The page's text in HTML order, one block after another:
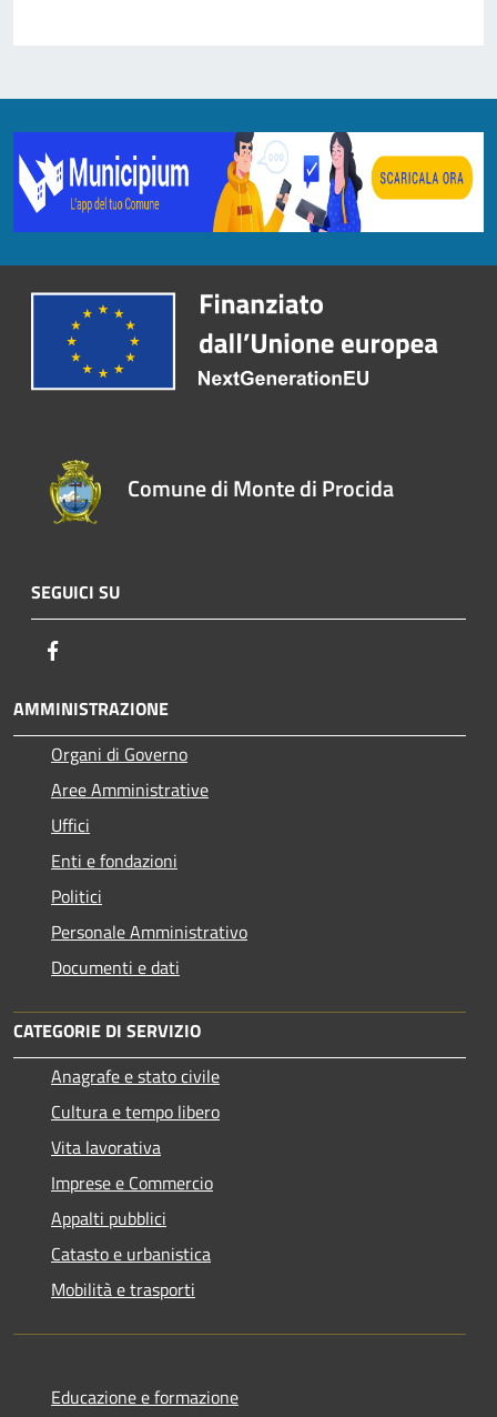
Comune di Monte di Procida
SEGUICI SU
AMMINISTRAZIONE
Organi di Governo
Aree Amministrative
Uffici
Enti e fondazioni
Politici
Personale Amministrativo
Documenti e dati
CATEGORIE DI SERVIZIO
Anagrafe e stato civile
Cultura e tempo libero
Vita lavorativa
Imprese e Commercio
Appalti pubblici
Catasto e urbanistica
Mobilità e trasporti
Educazione e formazione